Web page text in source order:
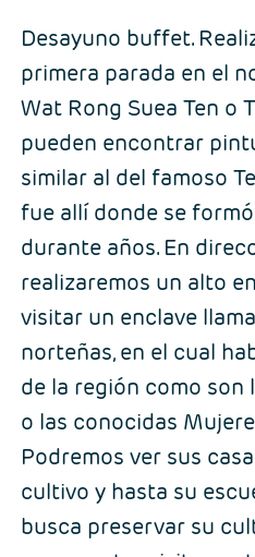
Desayuno buffet.
primera parada en el
Wat Rong Suea Ten o
pueden encontrar
similar al del famoso
fue allí donde se
durante años. En
realizaremos un alto
visitar un enclave
norteñas, en el cual
de la región como son
o las conocidas
Podremos ver sus
cultivo y hasta su
busca preservar su